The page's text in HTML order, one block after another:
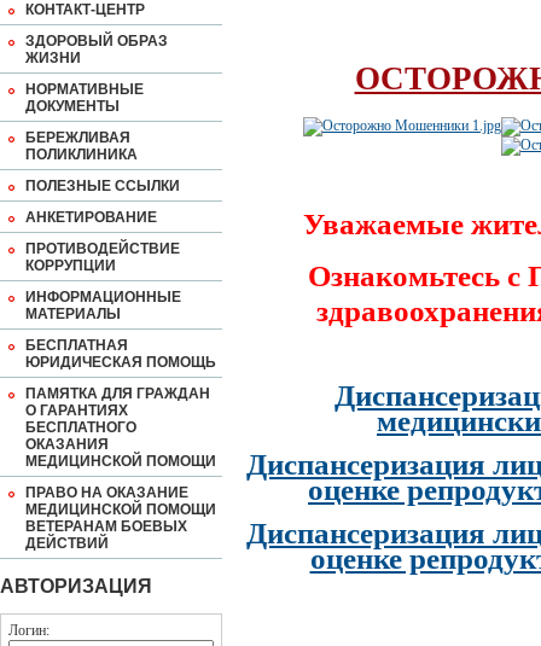
КОНТАКТ-ЦЕНТР
ЗДОРОВЫЙ ОБРАЗ
ЖИЗНИ
НОРМАТИВНЫЕ
ДОКУМЕНТЫ
БЕРЕЖЛИВАЯ
ПОЛИКЛИНИКА
ПОЛЕЗНЫЕ ССЫЛКИ
АНКЕТИРОВАНИЕ
ПРОТИВОДЕЙСТВИЕ
КОРРУПЦИИ
ИНФОРМАЦИОННЫЕ
МАТЕРИАЛЫ
БЕСПЛАТНАЯ
ЮРИДИЧЕСКАЯ ПОМОЩЬ
ПАМЯТКА ДЛЯ ГРАЖДАН
О ГАРАНТИЯХ
БЕСПЛАТНОГО
ОКАЗАНИЯ
МЕДИЦИНСКОЙ ПОМОЩИ
ПРАВО НА ОКАЗАНИЕ
МЕДИЦИНСКОЙ ПОМОЩИ
ВЕТЕРАНАМ БОЕВЫХ
ДЕЙСТВИЙ
АВТОРИЗАЦИЯ
Логин:
Уважаемые
Ознакомьтесь
Диспансеризация
оценке
Диспансеризация
оценке